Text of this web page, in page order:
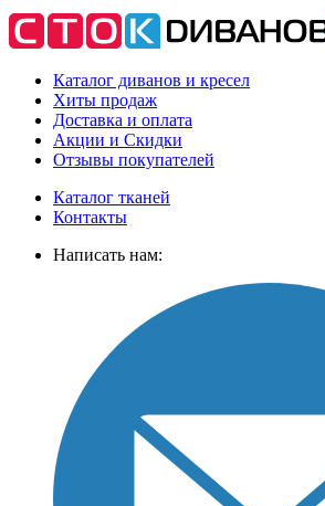
Каталог диванов и кресел
Хиты продаж
Доставка и оплата
Акции и Скидки
Отзывы покупателей
Каталог тканей
Контакты
Написать нам: